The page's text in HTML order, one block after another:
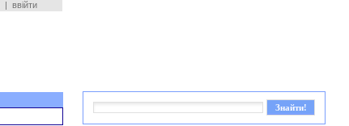
| ввійти